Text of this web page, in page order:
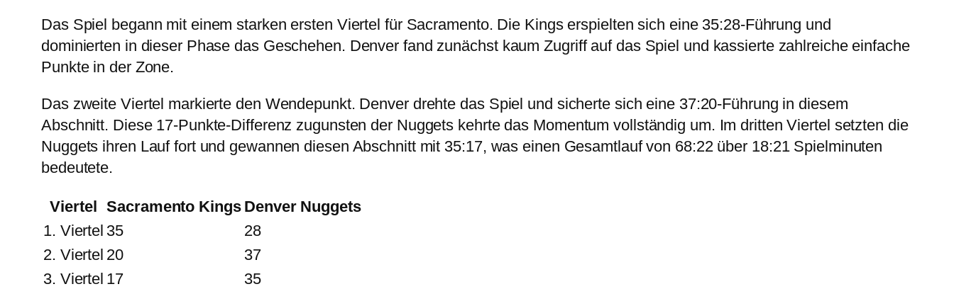
Das Spiel begann mit einem starken ersten Viertel für Sacramento. Die Kings erspielten sich eine 35:28-Führung und
dominierten in dieser Phase das Geschehen. Denver fand zunächst kaum Zugriff auf das Spiel und kassierte zahlreiche einfache
Punkte in der Zone.
Das zweite Viertel markierte den Wendepunkt. Denver drehte das Spiel und sicherte sich eine 37:20-Führung in diesem
Abschnitt. Diese 17-Punkte-Differenz zugunsten der Nuggets kehrte das Momentum vollständig um. Im dritten Viertel setzten die
Nuggets ihren Lauf fort und gewannen diesen Abschnitt mit 35:17, was einen Gesamtlauf von 68:22 über 18:21 Spielminuten
bedeutete.
Viertel Sacramento Kings Denver Nuggets
1. Viertel 35
28
2. Viertel 20
37
3. Viertel 17
35